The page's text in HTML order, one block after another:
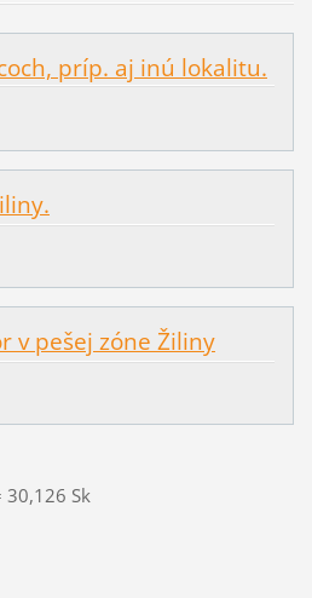
príp. aj inú lokalitu.
v pešej zóne Žiliny
30,126 Sk